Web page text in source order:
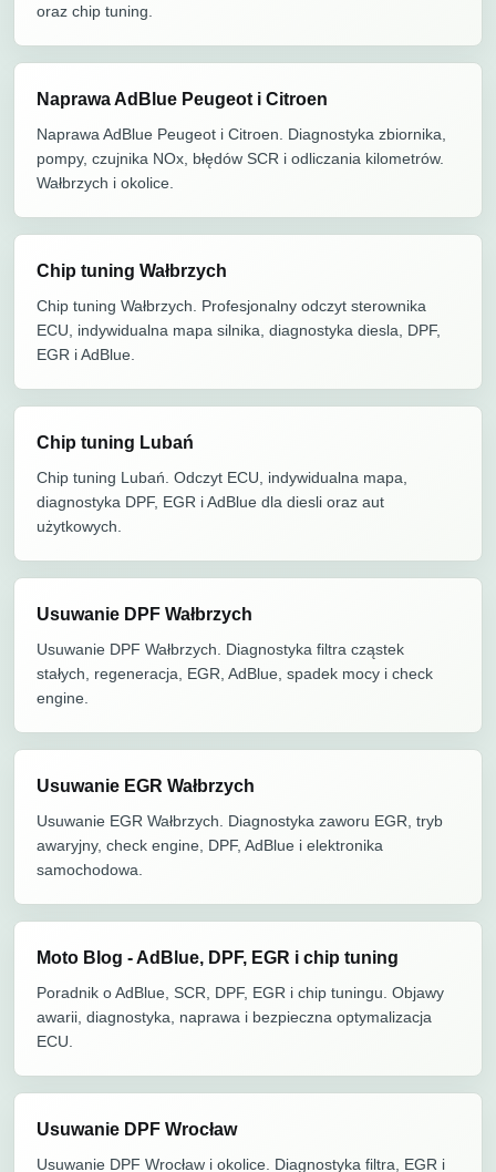
oraz chip tuning.
Naprawa AdBlue Peugeot i Citroen
Naprawa AdBlue Peugeot i Citroen. Diagnostyka zbiornika,
pompy, czujnika NOx, błędów SCR i odliczania kilometrów.
Wałbrzych i okolice.
Chip tuning Wałbrzych
Chip tuning Wałbrzych. Profesjonalny odczyt sterownika
ECU, indywidualna mapa silnika, diagnostyka diesla, DPF,
EGR i AdBlue.
Chip tuning Lubań
Chip tuning Lubań. Odczyt ECU, indywidualna mapa,
diagnostyka DPF, EGR i AdBlue dla diesli oraz aut
użytkowych.
Usuwanie DPF Wałbrzych
Usuwanie DPF Wałbrzych. Diagnostyka filtra cząstek
stałych, regeneracja, EGR, AdBlue, spadek mocy i check
engine.
Usuwanie EGR Wałbrzych
Usuwanie EGR Wałbrzych. Diagnostyka zaworu EGR, tryb
awaryjny, check engine, DPF, AdBlue i elektronika
samochodowa.
Moto Blog - AdBlue, DPF, EGR i chip tuning
Poradnik o AdBlue, SCR, DPF, EGR i chip tuningu. Objawy
awarii, diagnostyka, naprawa i bezpieczna optymalizacja
ECU.
Usuwanie DPF Wrocław
Usuwanie DPF Wrocław i okolice. Diagnostyka filtra, EGR i